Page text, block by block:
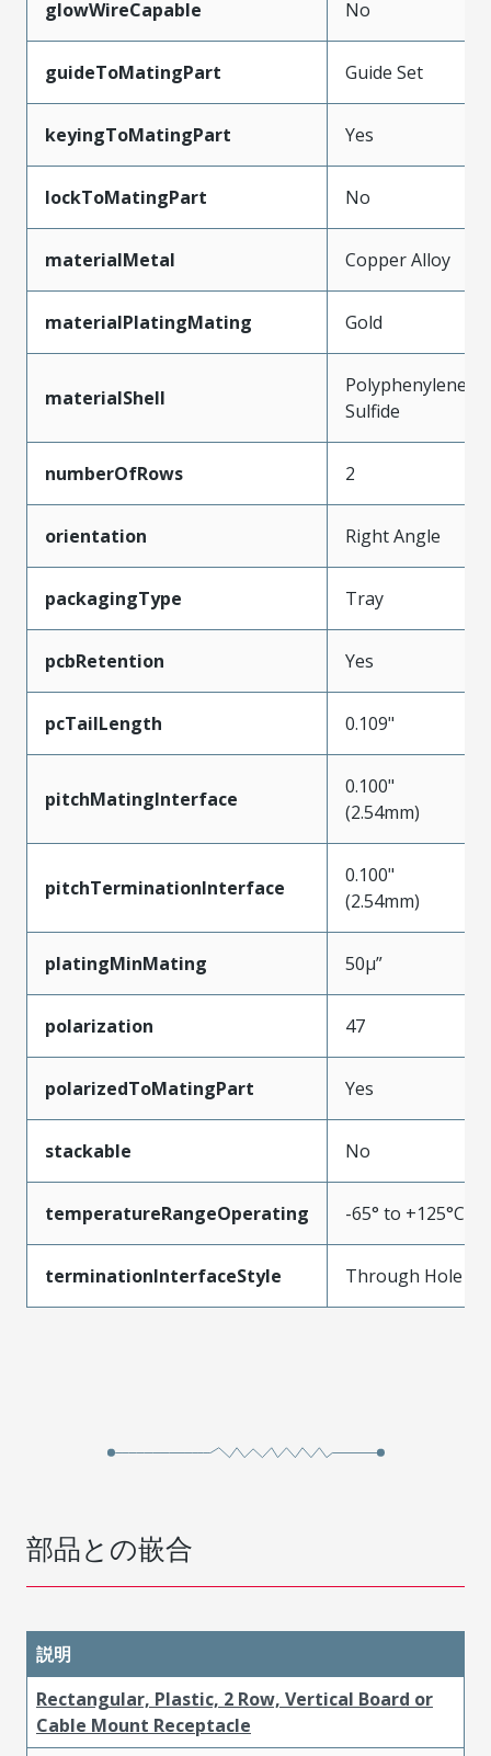
glowWireCapable No
guideToMatingPart Guide Set
keyingToMatingPart Yes
lockToMatingPart No
materialMetal Copper Alloy
materialPlatingMating Gold
materialShell
Polyphenylene
Sulfide
numberOfRows 2
orientation Right Angle
packagingType Tray
pcbRetention Yes
pcTailLength 0.109"
pitchMatingInterface
0.100"
(2.54mm)
pitchTerminationInterface
0.100"
(2.54mm)
platingMinMating 50µ”
polarization 47
polarizedToMatingPart Yes
stackable No
temperatureRangeOperating -65° to +125°C
terminationInterfaceStyle Through Hole
部品との嵌合
説明
Rectangular, Plastic, 2 Row, Vertical Board or
Cable Mount Receptacle